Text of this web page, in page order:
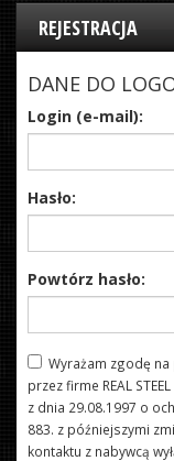
REJESTRACJA
DANE DO
Login (e-mail):
Hasło:
Powtórz hasło:
Wyrażam zgodę
przez firme REAL
z dnia 29.08.1997 o
883. z późniejszymi
kontaktu z nabywcą